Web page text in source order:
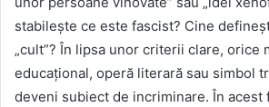
stabilește ce este fascist? Cine
„cult”? În lipsa unor criterii clare, orice
educațional, operă literară sau simbol
deveni subiect de incriminare. În acest